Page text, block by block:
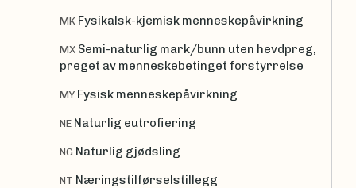
MK Fysikalsk-kjemisk menneskepåvirkning
MX Semi-naturlig mark/bunn uten hevdpreg,
preget av menneskebetinget forstyrrelse
MY Fysisk menneskepåvirkning
NE Naturlig eutrofiering
NG Naturlig gjødsling
NT Næringstilførselstillegg